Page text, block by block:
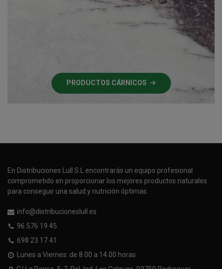
PRODUCTOS CÁRNICOS
En Distribuciones Lull S.L encontrarás un equipo profesional
comprometido en proporcionar los mejores productos naturales
para conseguir una salud y nutrición óptimas.
info@distribucioneslull.es
96 576 19 45
698 23 17 41
Lunes a Viernes: de 8.00 a 14.00 horas